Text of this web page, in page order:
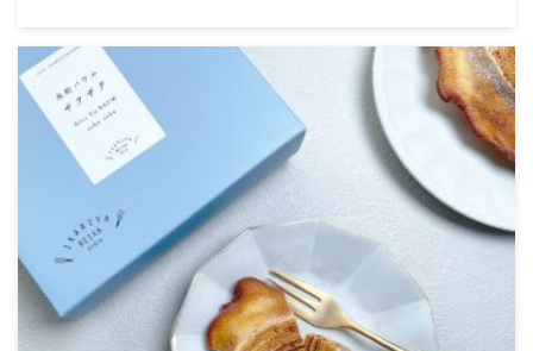
トで購入できるのはホント貴重すぎます！現在は店頭受取の
みですが再販あると期待しています めちゃうくちゃオシャ
レな化粧箱だと思いませんか？レトロなイメージが強かった
ので驚きました 文字は ...